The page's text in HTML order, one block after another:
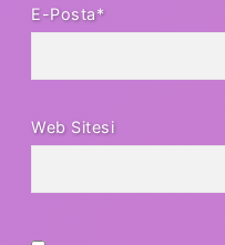
E-Posta*
Web Sitesi